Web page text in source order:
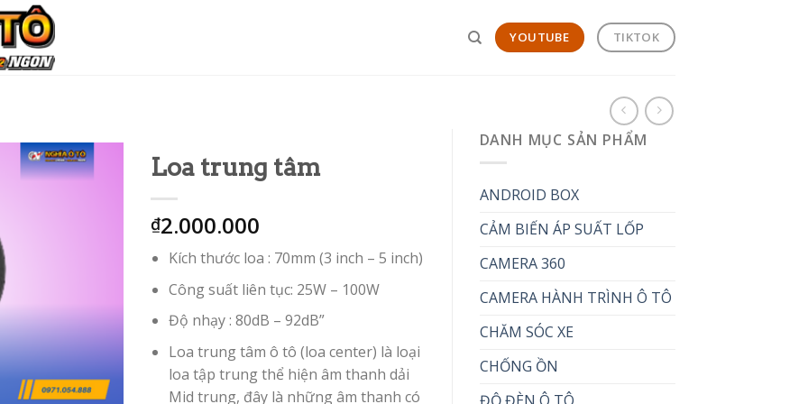
YOUTUBE TIKTOK
DANH MỤC SẢN PHẨM
ANDROID BOX
CẢM BIẾN ÁP SUẤT LỐP
CAMERA 360
CAMERA HÀNH TRÌNH Ô TÔ
CHĂM SÓC XE
CHỐNG ỒN
ĐỘ ĐÈN Ô TÔ
Loa trung tâm
₫2.000.000
Kích thước loa : 70mm (3 inch – 5 inch)
Công suất liên tục: 25W – 100W
Độ nhạy : 80dB – 92dB”
Loa trung tâm ô tô (loa center) là loại
loa tập trung thể hiện âm thanh dải
Mid trung, đây là những âm thanh có